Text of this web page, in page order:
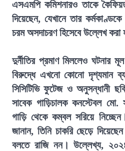
এসএমপি কমিশনারও তাকে
দিয়েছেন, যেখানে তার
চরম অসদাচরণ হিসেবে উল্লেখ করা
দুর্নীতির প্রমাণ মিললেও ঘটনার
বিরুদ্ধে এখনো কোনো দৃশ্যমান
সিসিটিভি ফুটেজ ও অনুসন্ধানী
সাবেক গাড়িচালক কনস্টেবল মো.
গাড়ি থেকে কম্বল সরিয়ে
জানান, তিনি চাকরি ছেড়ে
বলতে রাজি নন। উল্লেখ্য,